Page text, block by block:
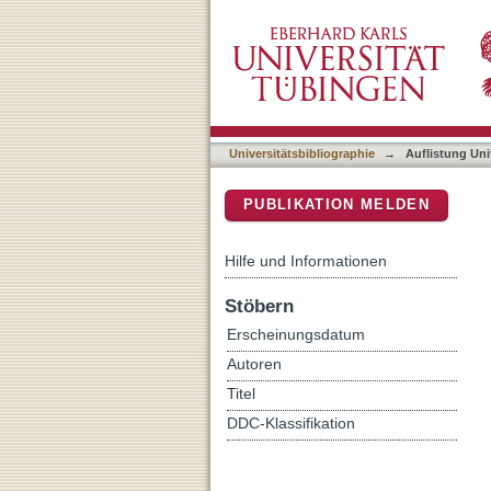
Universitätsbibliographie → Auflistung
PUBLIKATION MELDEN
Hilfe und Informationen
Stöbern
Erscheinungsdatum
Autoren
Titel
DDC-Klassifikation